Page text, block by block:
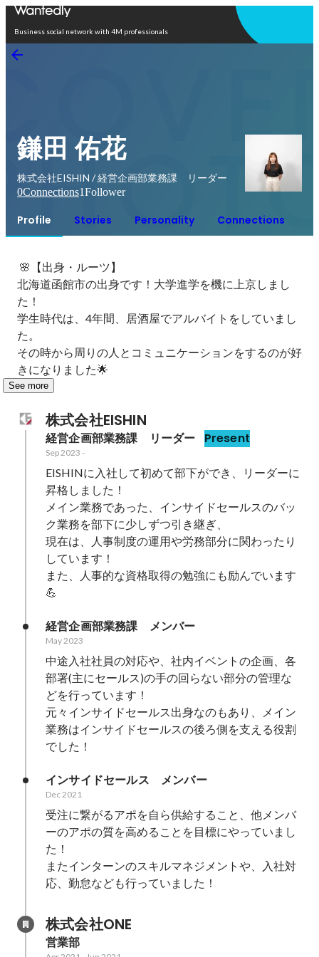
Business social network with 4M professionals
鎌田 佑花
株式会社EISHIN / 経営企画部業務課 リーダー
0Connections1Follower
Profile Stories Personality Connections
北海道函館市の出身です！大学進学を機に上京しまし
た！
学生時代は、4年間、居酒屋でアルバイトをしていまし
た。
その時から周りの人とコミュニケーションをするのが好
きになりました🌟
See more
株式会社EISHIN
経営企画部業務課　リーダー Present
Sep 2023 -
EISHINに入社して初めて部下ができ、リーダーに
昇格しました！
メイン業務であった、インサイドセールスのバッ
ク業務を部下に少しずつ引き継ぎ、
現在は、人事制度の運用や労務部分に関わったり
しています！
また、人事的な資格取得の勉強にも励んでいます
💪
経営企画部業務課　メンバー
May 2023
中途入社社員の対応や、社内イベントの企画、各
部署(主にセールス)の手の回らない部分の管理な
どを行っています！
元々インサイドセールス出身なのもあり、メイン
業務はインサイドセールスの後ろ側を支える役割
でした！
インサイドセールス　メンバー
Dec 2021
受注に繋がるアポを自ら供給すること、他メンバ
ーのアポの質を高めることを目標にやっていまし
た！
またインターンのスキルマネジメントや、入社対
応、勤怠なども行っていました！
株式会社ONE
営業部